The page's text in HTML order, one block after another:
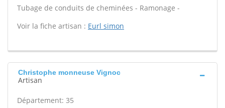
Tubage de conduits de cheminées - Ramonage -
Voir la fiche artisan : Eurl simon
Christophe monneuse Vignoc
Artisan
Département: 35